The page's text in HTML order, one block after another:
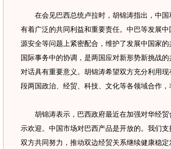
在会见巴西总统卢拉时，胡锦涛指出，中国
有着广泛的共同利益和重要责任。中巴等发展
源安全等问题上紧密配合，维护了发展中国家
国际事务中的协调，是两国应对新形势新挑战
对话具有重要意义。胡锦涛希望双方充分利用
段两国政治、经贸、科技、文化等各领域合作，
胡锦涛表示，巴西政府最近在加强对华经贸
示欢迎。中国市场对巴西产品是开放的。我们
双方共同努力，推动双边经贸关系继续健康稳定